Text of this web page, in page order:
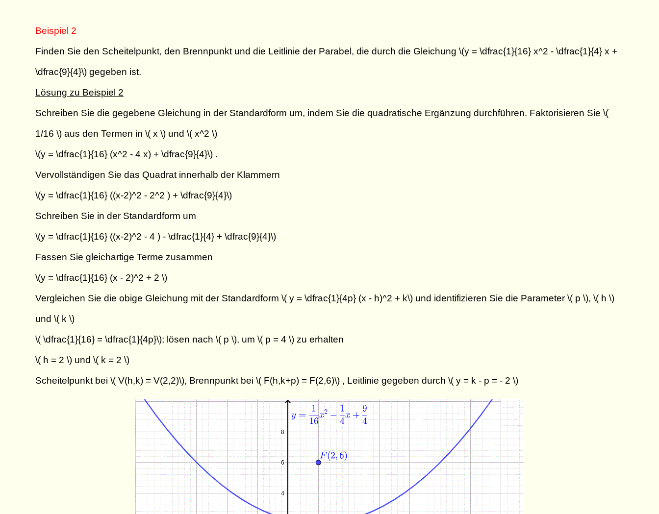
Beispiel 2
Finden Sie den Scheitelpunkt, den Brennpunkt und die Leitlinie der Parabel, die durch die Gleichung \(y = \dfrac{1}{16} x^2 - \dfrac{1}{4} x +
\dfrac{9}{4}\) gegeben ist.
Lösung zu Beispiel 2
Schreiben Sie die gegebene Gleichung in der Standardform um, indem Sie die quadratische Ergänzung durchführen. Faktorisieren Sie \(
1/16 \) aus den Termen in \( x \) und \( x^2 \)
\(y = \dfrac{1}{16} (x^2 - 4 x) + \dfrac{9}{4}\) .
Vervollständigen Sie das Quadrat innerhalb der Klammern
\(y = \dfrac{1}{16} ((x-2)^2 - 2^2 ) + \dfrac{9}{4}\)
Schreiben Sie in der Standardform um
\(y = \dfrac{1}{16} ((x-2)^2 - 4 ) - \dfrac{1}{4} + \dfrac{9}{4}\)
Fassen Sie gleichartige Terme zusammen
\(y = \dfrac{1}{16} (x - 2)^2 + 2 \)
Vergleichen Sie die obige Gleichung mit der Standardform \( y = \dfrac{1}{4p} (x - h)^2 + k\) und identifizieren Sie die Parameter \( p \), \( h \)
und \( k \)
\( \dfrac{1}{16} = \dfrac{1}{4p}\); lösen nach \( p \), um \( p = 4 \) zu erhalten
\( h = 2 \) und \( k = 2 \)
Scheitelpunkt bei \( V(h,k) = V(2,2)\), Brennpunkt bei \( F(h,k+p) = F(2,6)\) , Leitlinie gegeben durch \( y = k - p = - 2 \)